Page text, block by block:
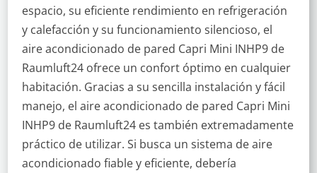
espacio, su eficiente rendimiento en refrigeración
y calefacción y su funcionamiento silencioso, el
aire acondicionado de pared Capri Mini INHP9 de
Raumluft24 ofrece un confort óptimo en cualquier
habitación. Gracias a su sencilla instalación y fácil
manejo, el aire acondicionado de pared Capri Mini
INHP9 de Raumluft24 es también extremadamente
práctico de utilizar. Si busca un sistema de aire
acondicionado fiable y eficiente, debería